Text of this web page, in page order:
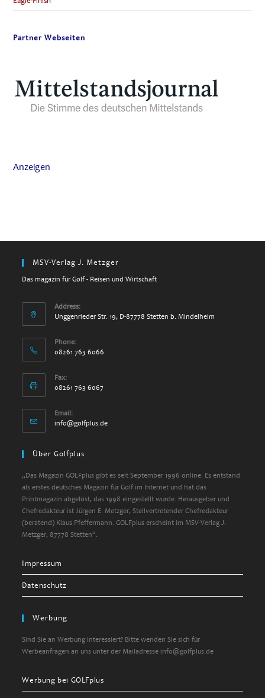
Partner Webseiten
Anzeigen
MSV-Verlag J. Metzger
Das magazin für Golf - Reisen und Wirtschaft
Address:
Unggenrieder Str. 19, D-87778 Stetten b. Mindelheim
Phone:
08261 763 6066
Fax:
08261 763 6067
Email:
info@golfplus.deOpens
Über Golfplus
„Das Magazin GOLFplus gibt es seit September 1996 online. Es entstand
als erstes deutsches Magazin für Golf im Internet und hat das
Printmagazin abgelöst, das 1998 eingestellt wurde. Herausgeber und
Chefredakteur ist Jürgen E. Metzger, Stellvertretender Chefredakteur
(beratend) Klaus Pfeffermann. GOLFplus erscheint im MSV-Verlag J.
Metzger, 87778 Stetten“.
Impressum
Datenschutz
Werbung
Sind Sie an Werbung interessiert? Bitte wenden Sie sich für
Werbeanfragen an uns unter der Mailadresse info@golfplus.de
Werbung bei GOLFplus